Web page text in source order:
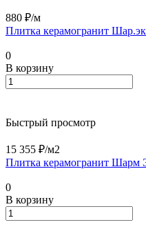
880 ₽/м
Плитка керамогранит
0
В корзину
Быстрый просмотр
15 355 ₽/м2
Плитка керамогранит Шарм
0
В корзину